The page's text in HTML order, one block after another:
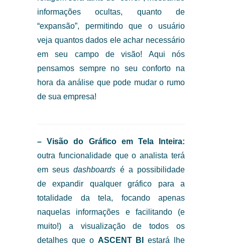
informações ocultas, quanto de
“expansão”, permitindo que o usuário
veja quantos dados ele achar necessário
em seu campo de visão! Aqui nós
pensamos sempre no seu conforto na
hora da análise que pode mudar o rumo
de sua empresa!
– Visão do Gráfico em Tela Inteira:
outra funcionalidade que o analista terá
em seusdashboards é a possibilidade
de expandir qualquer gráfico para a
totalidade da tela, focando apenas
naquelas informações e facilitando (e
muito!) a visualização de todos os
detalhes que o ASCENT BI
estará lhe